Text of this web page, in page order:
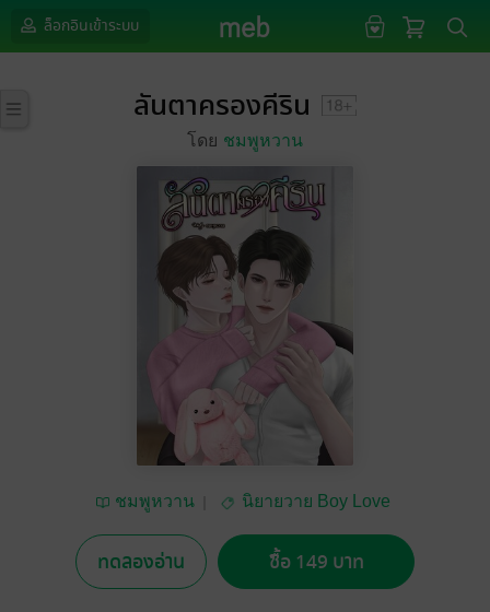
ล็อกอินเข้าระบบ
ลันตาครองคีริน
โดย ชมพูหวาน
ชมพูหวาน
นิยายวาย Boy Love
ทดลองอ่าน ซื้อ 149 บาท